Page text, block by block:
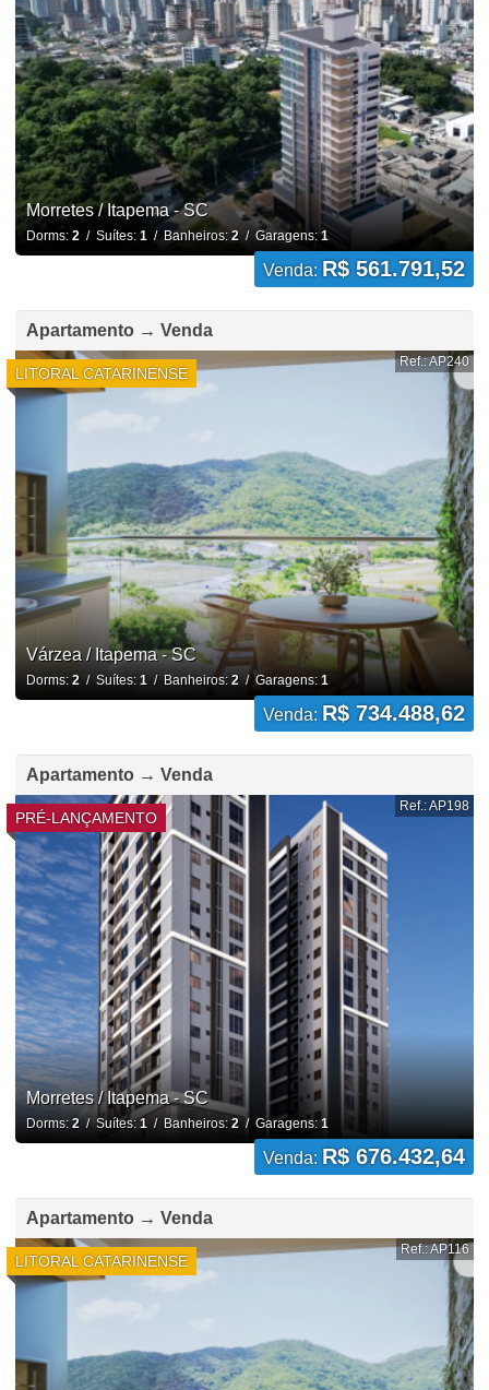
Morretes / Itapema - SC
Dorms: 2/ Suítes: 1/ Banheiros: 2/ Garagens:1
Venda: R$ 561.791,52
Apartamento → Venda
LITORAL CATARINENSE
Ref.: AP240
Várzea / Itapema - SC
Dorms: 2/ Suítes: 1 / Banheiros: 2/ Garagens: 1
Venda: R$ 734.488,62
Apartamento → Venda
PRÉ-LANÇAMENTO
Ref.: AP198
Morretes / Itapema - SC
Dorms: 2/ Suítes: 1/ Banheiros: 2/ Garagens:1
Venda: R$ 676.432,64
Apartamento → Venda
LITORAL CATARINENSE
Ref.: AP116